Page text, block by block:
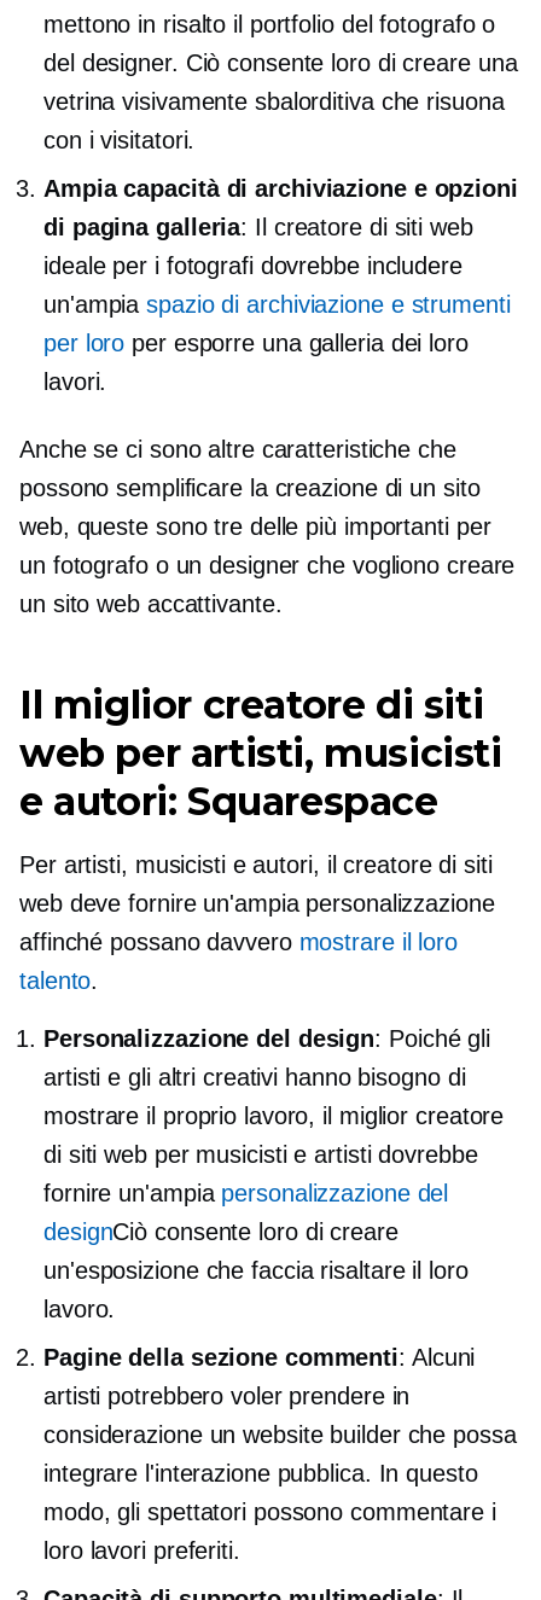
mettono in risalto il portfolio del fotografo o
del designer. Ciò consente loro di creare una
vetrina visivamente sbalorditiva che risuona
con i visitatori.
Ampia capacità di archiviazione e opzioni
di pagina galleria: Il creatore di siti web
ideale per i fotografi dovrebbe includere
un'ampiaspazio di archiviazione e strumenti
per loro per esporre una galleria dei loro
lavori.
Anche se ci sono altre caratteristiche che
possono semplificare la creazione di un sito
web, queste sono tre delle più importanti per
un fotografo o un designer che vogliono creare
un sito web accattivante.
Il miglior creatore di siti
web per artisti, musicisti
e autori: Squarespace
Per artisti, musicisti e autori, il creatore di siti
web deve fornire un'ampia personalizzazione
affinché possano davvero mostrare il loro
talento.
Personalizzazione del design: Poiché gli
artisti e gli altri creativi hanno bisogno di
mostrare il proprio lavoro, il miglior creatore
di siti web per musicisti e artisti dovrebbe
fornire un'ampia personalizzazione del
designCiò consente loro di creare
un'esposizione che faccia risaltare il loro
lavoro.
Pagine della sezione commenti: Alcuni
artisti potrebbero voler prendere in
considerazione un website builder che possa
integrare l'interazione pubblica. In questo
modo, gli spettatori possono commentare i
loro lavori preferiti.